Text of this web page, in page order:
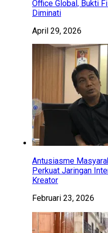
Office Global, Bukti
Diminati
April 29, 2026
Antusiasme
Perkuat Jaringan
Kreator
Februari 23, 2026